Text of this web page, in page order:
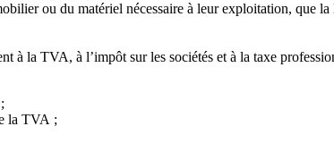
ou du matériel nécessaire à leur exploitation, que
à la TVA, à l’impôt sur les sociétés et à la taxe
la TVA ;